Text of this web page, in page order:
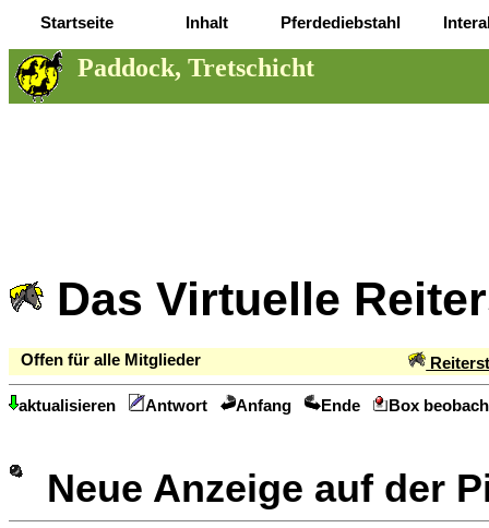
Startseite Inhalt Pferdediebstahl
Paddock, Tretschicht
Das Virtuelle
Offen für alle Mitglieder
aktualisieren Antwort Anfang Ende Box
Neue Anzeige auf der